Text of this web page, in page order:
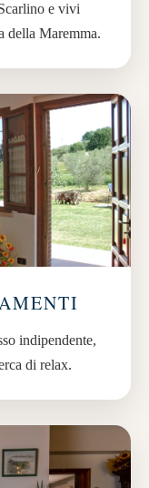
e vivi
della Maremma.
indipendente,
di relax.